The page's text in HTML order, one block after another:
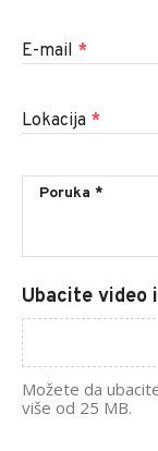
E-mail *
Lokacija *
Ubacite video
Možete da
više od 25 MB.